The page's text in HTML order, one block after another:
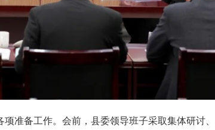
备工作。会前，县委领导班子采取集体研讨